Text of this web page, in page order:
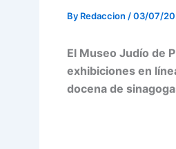
By Redaccion /03/07/
El Museo Judío de
exhibiciones en
docena de